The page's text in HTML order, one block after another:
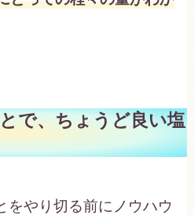
で、ちょうど良い塩
をやり切る前にノウハウ